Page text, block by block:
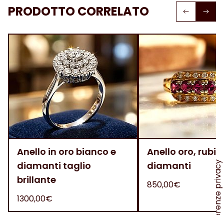
PRODOTTO CORRELATO
Anello in oro bianco e
diamanti taglio
brillante
1300,00€
Anello oro,
diamanti
850,00€